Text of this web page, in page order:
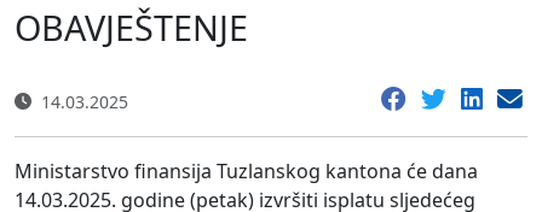
OBAVJEŠTENJE
14.03.2025
Ministarstvo finansija Tuzlanskog kantona će dana
14.03.2025. godine (petak) izvršiti isplatu sljedećeg